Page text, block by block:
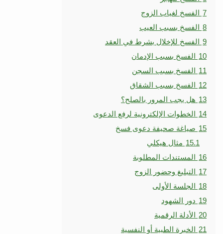
7 الفسخ لغياب الزوج
8 الفسخ بسبب العيب
9 الفسخ للإخلال بشرط في العقد
10 الفسخ بسبب الإدمان
11 الفسخ بسبب السجن
12 الفسخ بسبب الشقاق
13 هل يجب المرور بالصلح؟
14 الخطوات الإلكترونية لرفع الدعوى
15 صياغة صحيفة دعوى فسخ
15.1 مثال هيكلي
16 المستندات المطلوبة
17 التبليغ وحضور الزوج
18 الجلسة الأولى
19 دور الشهود
20 الأدلة الرقمية
21 الخبرة الطبية أو النفسية